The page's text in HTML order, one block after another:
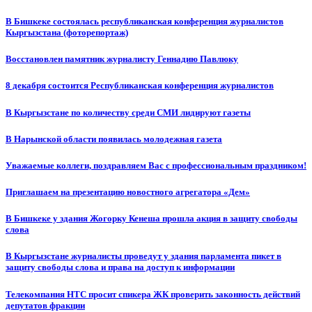
В Бишкеке состоялась республиканская конференция журналистов
Кыргызстана (фоторепортаж)
Восстановлен памятник журналисту Геннадию Павлюку
8 декабря состоится Республиканская конференция журналистов
В Кыргызстане по количеству среди СМИ лидируют газеты
В Нарынской области появилась молодежная газета
Уважаемые коллеги, поздравляем Вас с профессиональным праздником!
Приглашаем на презентацию новостного агрегатора «Дем»
В Бишкеке у здания Жогорку Кенеша прошла акция в защиту свободы
слова
В Кыргызстане журналисты проведут у здания парламента пикет в
защиту свободы слова и права на доступ к информации
Телекомпания НТС просит спикера ЖК проверить законность действий
депутатов фракции